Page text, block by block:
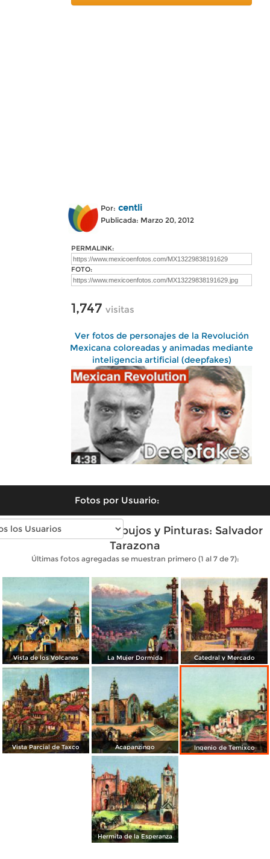
Por: centli
Publicada: Marzo 20, 2012
PERMALINK:
FOTO:
1,747 visitas
Ver fotos de personajes de la Revolución
Mexicana coloreadas y animadas mediante
inteligencia artificial (deepfakes)
Fotos por Usuario:
Fotos antiguas de Dibujos y Pinturas: Salvador
Tarazona
Últimas fotos agregadas se muestran primero (1 al 7 de 7):
Vista de los Volcanes La Mujer Dormida Catedral y Mercado
Vista Parcial de Taxco Acapanzingo Ingenio de Temixco
Hermita de la Esperanza